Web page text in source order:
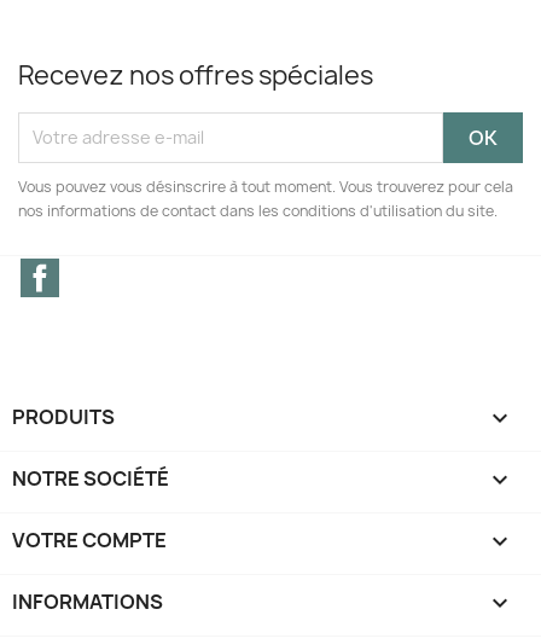
Recevez nos offres spéciales
Vous pouvez vous désinscrire à tout moment. Vous trouverez pour cela
nos informations de contact dans les conditions d'utilisation du site.
PRODUITS 
NOTRE SOCIÉTÉ 
VOTRE COMPTE 
INFORMATIONS keyboard_arrow_down